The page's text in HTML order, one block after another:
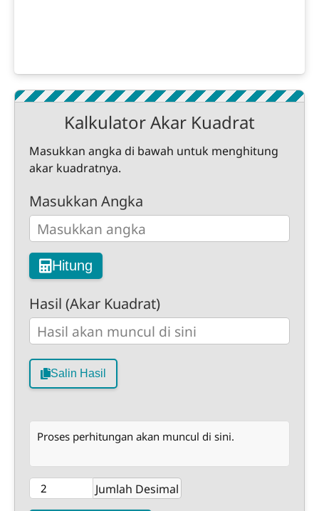
Kalkulator Akar Kuadrat
Masukkan angka di bawah untuk menghitung
akar kuadratnya.
Masukkan Angka
Hitung
Hasil (Akar Kuadrat)
Salin Hasil
Proses perhitungan akan muncul di sini.
Jumlah Desimal